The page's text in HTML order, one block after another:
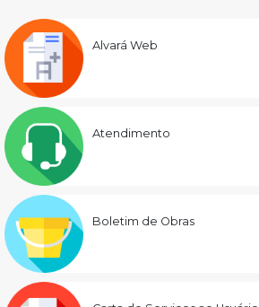
Alvará Web
Atendimento
Boletim de Obras